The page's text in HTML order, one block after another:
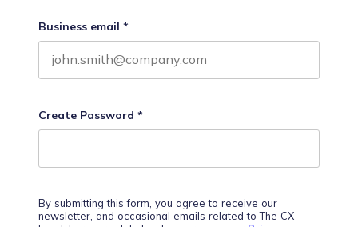
Business email *
Create Password *
By submitting this form, you agree to receive our
newsletter, and occasional emails related to The CX